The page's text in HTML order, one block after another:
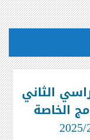
الثاني
الخاصة